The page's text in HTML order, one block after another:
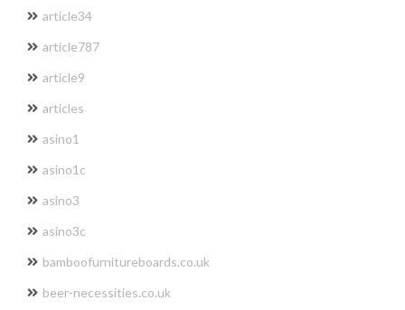
article34
article787
article9
articles
asino1
asino1c
asino3
asino3c
bamboofurnitureboards.co.uk
beer-necessities.co.uk